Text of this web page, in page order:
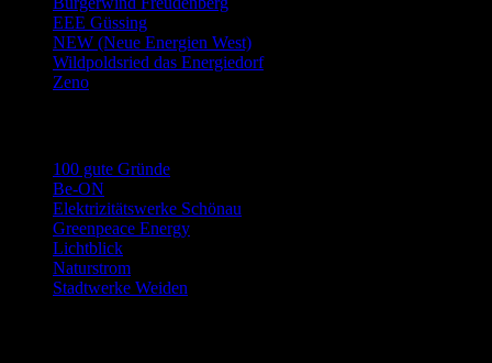
EEE Güssing
NEW (Neue Energien West)
Wildpoldsried das Energiedorf
Zeno
100 gute Gründe
Be-ON
Elektrizitätswerke Schönau
Greenpeace Energy
Lichtblick
Naturstrom
Stadtwerke Weiden